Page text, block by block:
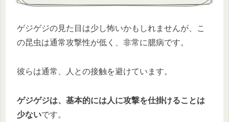
ゲジゲジの見た目は少し怖いかもしれませんが、こ
の昆虫は通常攻撃性が低く、非常に臆病です。
彼らは通常、人との接触を避けています。
ゲジゲジは、基本的には人に攻撃を仕掛けることは
少ないです。